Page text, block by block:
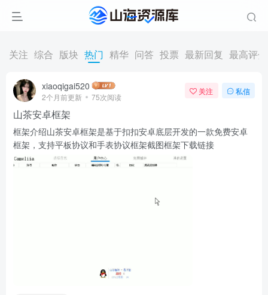
关注 综合 版块 热门 精华 问答 投票 最新回复 最高评分
xiaoqigai520
2个月前更新 75次阅读
关注 私信
山茶安卓框架
框架介绍山茶安卓框架是基于扣扣安卓底层开发的一款免费安卓
框架，支持平板协议和手表协议框架截图框架下载链接